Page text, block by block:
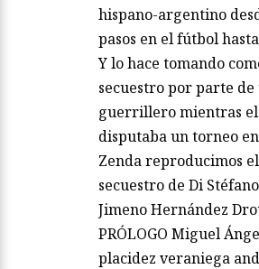
hispano-argentino
pasos en el fútbol
Y lo hace tomando
secuestro por parte
guerrillero mientras
disputaba un torneo
Zenda reproducimos
secuestro de Di
Jimeno Hernández
PRÓLOGO Miguel
placidez veraniega